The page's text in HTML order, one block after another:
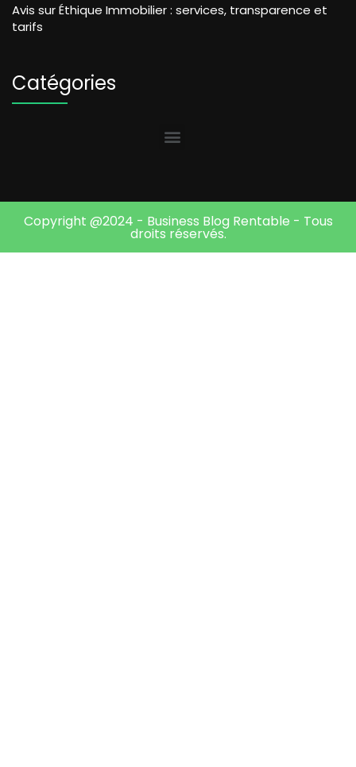
Avis sur Éthique Immobilier : services, transparence et
tarifs
Catégories
Copyright @2024 - Business Blog Rentable - Tous
droits réservés.